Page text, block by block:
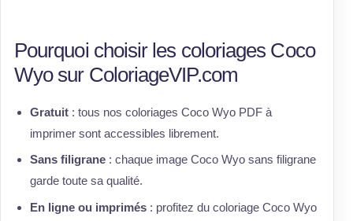
Pourquoi choisir les coloriages Coco
Wyo sur ColoriageVIP.com
Gratuit : tous nos coloriages Coco Wyo PDF à
imprimer sont accessibles librement.
Sans filigrane : chaque image Coco Wyo sans filigrane
garde toute sa qualité.
En ligne ou imprimés : profitez du coloriage Coco Wyo